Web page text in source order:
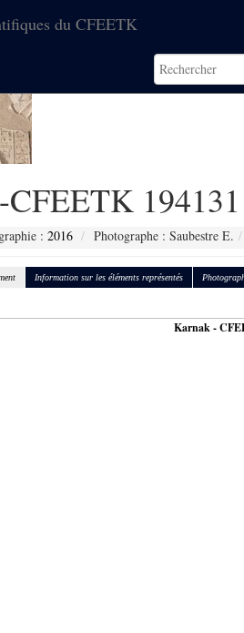
du CFEETK
194131
: 2016 Photographe : Saubestre E.
Information sur les éléments représentés